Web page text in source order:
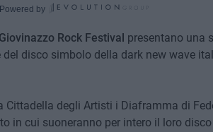
Powered by
Rock Festival presentano una
disco simbolo della dark new wave
Cittadella degli Artisti i Diaframma di
in cui suoneranno per intero il loro